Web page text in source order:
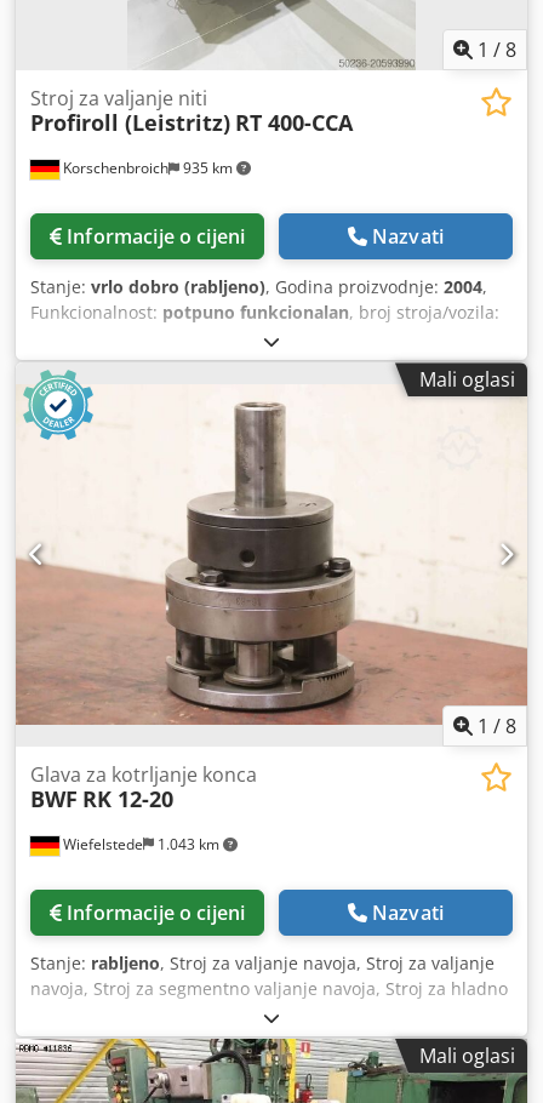
1 /8
Korschenbroich 935 km
Stroj za valjanje niti
Profiroll (Leistritz) RT 400-CCA
Informacije o cijeni Nazvati
Stanje: vrlo dobro (rabljeno), Godina proizvodnje: 2004,
Funkcionalnost: potpuno funkcionalan, broj stroja/vozila:
, Stroj za valjanje navoja LEISTRITZ RT 400-CCA Godina
proizvodnje: 2004 / Retrofit upravljačkog sustava 2019
Priključni napon: 3x400 V Djdpfxsxytmhe Akvsck
Frekvencija: 50 Hz Nazivna snaga: 65 kW Predosigurač: 125
A Radni tlak: zrak: 6 bar, ulje: 270 bar Upravljački napon:
24 VDC Maksimalna duljina osovine: 275 mm Minimalna
duljina osovine: 125 mm Maksimalni promjer seta valjaka:
alat Ø69,85: 215 mm, alat Ø80: 210 mm Minimalni promjer
seta valjaka: alat Ø69,85: 176-178 mm, alat Ø80: 176 mm
Maksimalna sila valjanja: 40 t Prostor potreban: 3,4 m x 2,9
m x 2,2 m Težina: 4900 kg Pribor: - Sustav za filtriranje
rashladne tekućine - Drugi par vretena (1x za alate Ø69,85
mm, 1x za alate Ø80 mm)
Mali oglasi
1 /8
Wiefelstede 1.043 km
Glava za kotrljanje konca
BWF RK 12-20
Informacije o cijeni Nazvati
Stanje: rabljeno, Stroj za valjanje navoja, Stroj za valjanje
navoja, Stroj za segmentno valjanje navoja, Stroj za hladno
oblikovanje, Glava za valjanje navoja, Glava za valjanje -
Proizvođač:BWF, glava za valjanje navoja Dodpfju Tyvhox
Akvjck -Tip: RK 12-20 -Navojne rolne: M24 x 1,5 -Dimenzije:
Ø 120 x 180 mm - Težina: 5,6 kg
Mali oglasi